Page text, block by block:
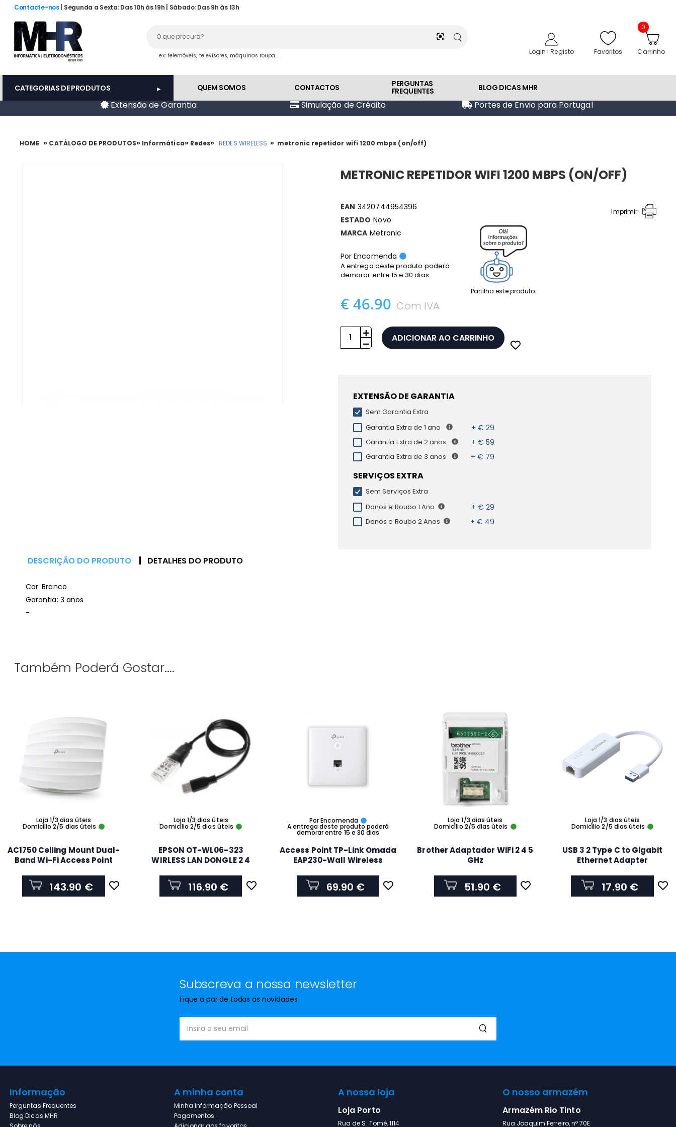
Contacte-nos | Segunda a Sexta: Das 10h às 19h | Sábado: Das 9h às 13h
ex: telemóveis, televisores, máquinas roupa... Login | Registo Favoritos
0
Carrinho
CATEGORIAS DE PRODUTOS QUEM SOMOS CONTACTOS PERGUNTAS
FREQUENTES BLOG DICAS MHR
Extensão de Garantia Simulação de Crédito Portes de Envio para Portugal
HOME » CATÁLOGO DE PRODUTOS»Informática»Redes» REDES WIRELESS » metronic repetidor wifi 1200 mbps (on/off)
METRONIC REPETIDOR WIFI 1200 MBPS (ON/OFF)
EAN 3420744954396
ESTADO Novo
MARCA Metronic
Por Encomenda
A entrega deste produto poderá
demorar entre 15 e 30 dias
Imprimir
Partilha este produto:
€ 46.90 Com IVA
ADICIONAR AO CARRINHO
EXTENSÃO DE GARANTIA
Sem Garantia Extra
Garantia Extra de 1 ano
+ € 29
Garantia Extra de 2 anos + € 59
Garantia Extra de 3 anos + € 79
SERVIÇOS EXTRA
Sem Serviços Extra
Danos e Roubo 1 Ano
+ € 29
Danos e Roubo 2 Anos + € 49
DESCRIÇÃO DO PRODUTO DETALHES DO PRODUTO
Cor: Branco
Garantia: 3 anos
-
Também Poderá Gostar....
Loja 1/3 dias úteis
Domicílio 2/5 dias úteis
AC1750 Ceiling Mount Dual-
Band Wi-Fi Access Point
143.90 €
Loja 1/3 dias úteis
Domicílio 2/5 dias úteis
EPSON OT-WL06-323
WIRLESS LAN DONGLE 2 4
116.90 €
Por Encomenda
A entrega deste produto poderá
demorar entre 15 e 30 dias
Access Point TP-Link Omada
EAP230-Wall Wireless
Wall-Plate
69.90 €
Loja 1/3 dias úteis
Domicílio 2/5 dias úteis
Brother Adaptador WiFi 2 4 5
GHz
51.90 €
Loja 1/3 dias úteis
Domicílio 2/5 dias úteis
USB 3 2 Type C to Gigabit
Ethernet Adapter
17.90 €
Subscreva a nossa newsletter
Fique a par de todas as novidades
Informação
Perguntas Frequentes
Blog Dicas MHR
A minha conta
Minha Informação Pessoal
Pagamentos
A nossa loja
Loja Porto
Rua de S. Tomé, 1114
O nosso armazém
Armazém Rio Tinto
Rua Joaquim Ferreiro, nº 70E